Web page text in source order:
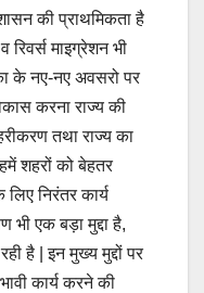
की प्राथमिकता है
रिवर्स माइग्रेशन भी
के नए-नए अवसरो पर
करना राज्य की
तथा राज्य का
शहरों को बेहतर
निरंतर कार्य
एक बड़ा मुद्दा है,
है | इन मुख्य मुद्दों पर
कार्य करने की